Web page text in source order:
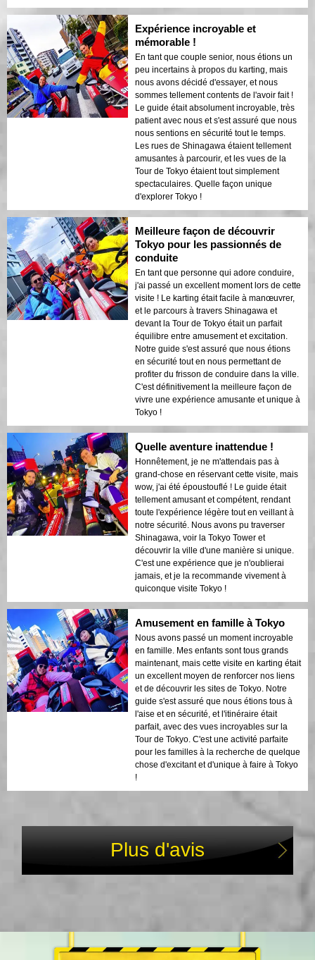
Expérience incroyable et
mémorable !
En tant que couple senior, nous étions un
peu incertains à propos du karting, mais
nous avons décidé d'essayer, et nous
sommes tellement contents de l'avoir fait !
Le guide était absolument incroyable, très
patient avec nous et s'est assuré que nous
nous sentions en sécurité tout le temps.
Les rues de Shinagawa étaient tellement
amusantes à parcourir, et les vues de la
Tour de Tokyo étaient tout simplement
spectaculaires. Quelle façon unique
d'explorer Tokyo !
Meilleure façon de découvrir
Tokyo pour les passionnés de
conduite
En tant que personne qui adore conduire,
j'ai passé un excellent moment lors de cette
visite ! Le karting était facile à manœuvrer,
et le parcours à travers Shinagawa et
devant la Tour de Tokyo était un parfait
équilibre entre amusement et excitation.
Notre guide s'est assuré que nous étions
en sécurité tout en nous permettant de
profiter du frisson de conduire dans la ville.
C'est définitivement la meilleure façon de
vivre une expérience amusante et unique à
Tokyo !
Quelle aventure inattendue !
Honnêtement, je ne m'attendais pas à
grand-chose en réservant cette visite, mais
wow, j'ai été époustouflé ! Le guide était
tellement amusant et compétent, rendant
toute l'expérience légère tout en veillant à
notre sécurité. Nous avons pu traverser
Shinagawa, voir la Tokyo Tower et
découvrir la ville d'une manière si unique.
C'est une expérience que je n'oublierai
jamais, et je la recommande vivement à
quiconque visite Tokyo !
Amusement en famille à Tokyo
Nous avons passé un moment incroyable
en famille. Mes enfants sont tous grands
maintenant, mais cette visite en karting était
un excellent moyen de renforcer nos liens
et de découvrir les sites de Tokyo. Notre
guide s'est assuré que nous étions tous à
l'aise et en sécurité, et l'itinéraire était
parfait, avec des vues incroyables sur la
Tour de Tokyo. C'est une activité parfaite
pour les familles à la recherche de quelque
chose d'excitant et d'unique à faire à Tokyo
!
Plus d'avis